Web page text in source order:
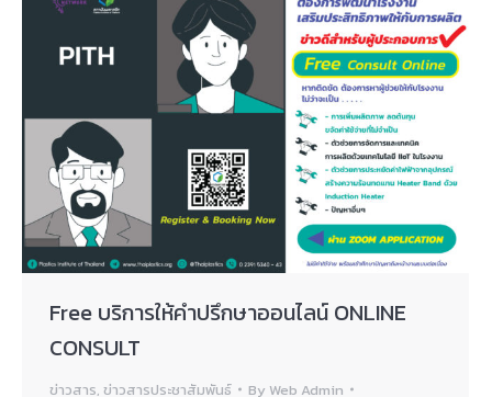
Free บริการให้คำปรึกษาออนไลน์ ONLINE
CONSULT
ข่าวสาร, ข่าวสารประชาสัมพันธ์ By Web Admin